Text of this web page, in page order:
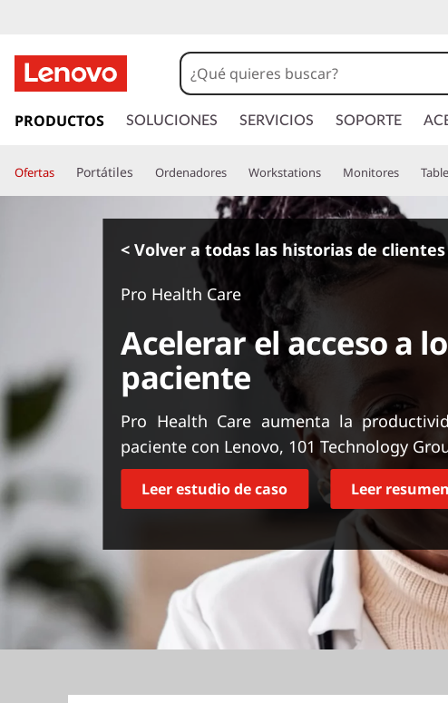
r
c
o
r
i
c
i
p
a
l
PRODUCTOS SOLUCIONES SERVICIOS SOPORTE
Ofertas Portátiles Ordenadores Workstations Monitores
< Volver a todas las historias de clientes
Pro Health Care
Acelerar el acceso a
paciente
Pro Health Care aumenta la
paciente con Lenovo, 101 Technology
Leer estudio de caso Leer resumen